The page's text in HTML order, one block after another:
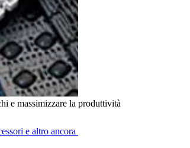
e altro ancora
e massimizzare la produttività